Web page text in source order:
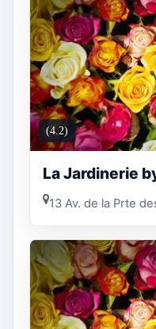
(4.2)
La Jardinerie
13 Av. de la Prte